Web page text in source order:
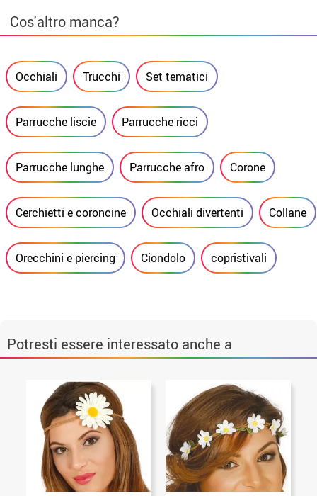
Cos'altro manca?
Occhiali Trucchi Set tematici
Parrucche liscie Parrucche ricci
Parrucche lunghe Parrucche afro Corone
Cerchietti e coroncine Occhiali divertenti Collane
Orecchini e piercing Ciondolo copristivali
Potresti essere interessato anche a